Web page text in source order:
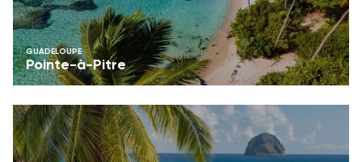
GUADELOUPE
Pointe-à-Pitre